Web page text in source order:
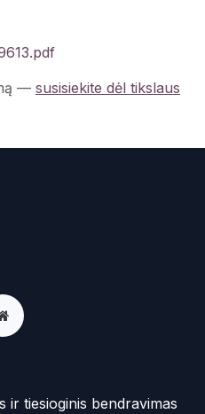
— susisiekite dėl tikslaus
ir tiesioginis bendravimas